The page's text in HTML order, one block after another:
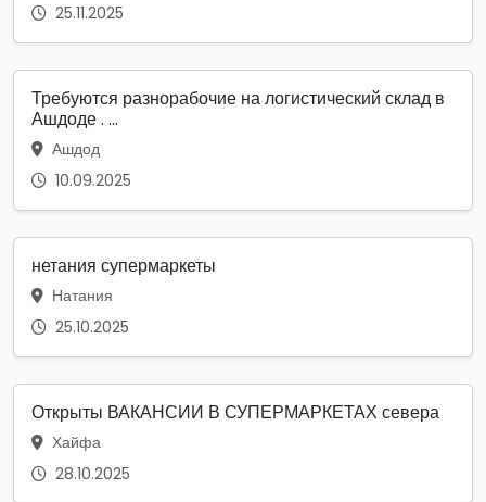
25.11.2025
Требуются разнорабочие на логистический склад в
Ашдоде . ...
Ашдод
10.09.2025
нетания супермаркеты
Натания
25.10.2025
Открыты ВАКАНСИИ В СУПЕРМАРКЕТАХ севера
Хайфа
28.10.2025